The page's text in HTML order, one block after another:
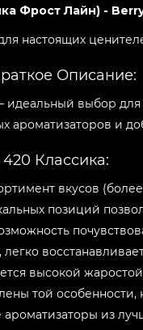
Фрост Лайн) -
настоящих
Описание:
идеальный выбор для
ароматизаторов и
Классика:
вкусов
позиций
высокой
той особенности,
ароматизаторы из